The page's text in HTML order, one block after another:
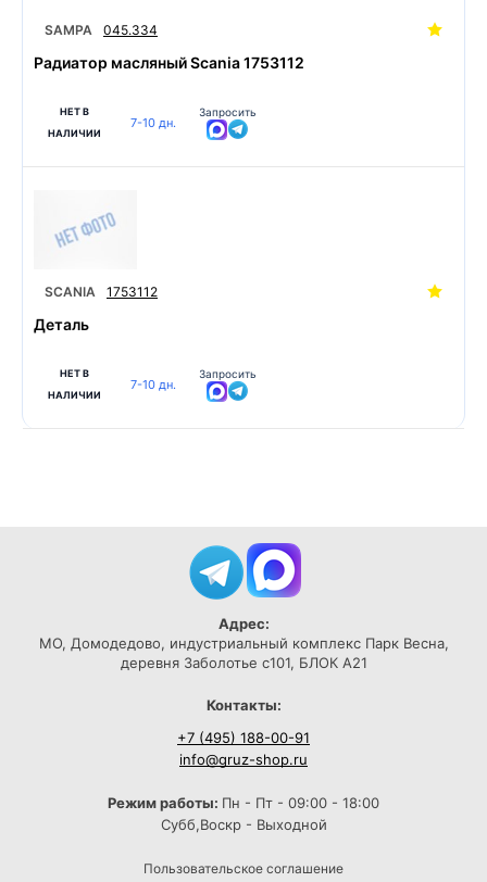
SAMPA 045.334
Радиатор масляный Scania 1753112
НЕТ В
НАЛИЧИИ
7-10 дн.
Запросить
SCANIA 1753112
Деталь
НЕТ В
НАЛИЧИИ
7-10 дн.
Запросить
Адрес:
МО, Домодедово, индустриальный комплекс Парк Весна,
деревня Заболотье с101, БЛОК А21
Контакты:
+7 (495) 188-00-91
info@gruz-shop.ru
Режим работы: Пн - Пт - 09:00 - 18:00
Субб,Воскр - Выходной
Пользовательское соглашение